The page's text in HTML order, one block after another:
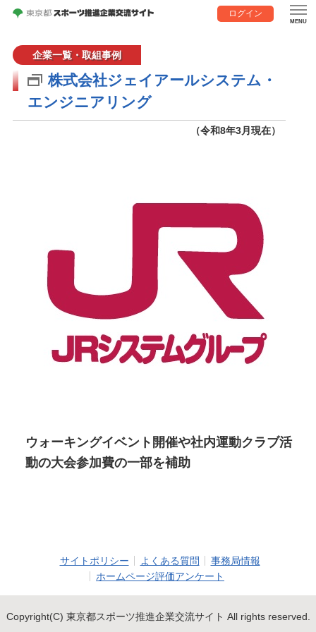
ログイン
企業一覧・取組事例
株式会社ジェイアールシステム・
エンジニアリング
（令和8年3月現在）
ウォーキングイベント開催や社内運動クラブ活
動の大会参加費の一部を補助
サイトポリシー よくある質問
事務局情報
ホームページ評価アンケート
Copyright(C) 東京都スポーツ推進企業交流サイト All rights reserved.